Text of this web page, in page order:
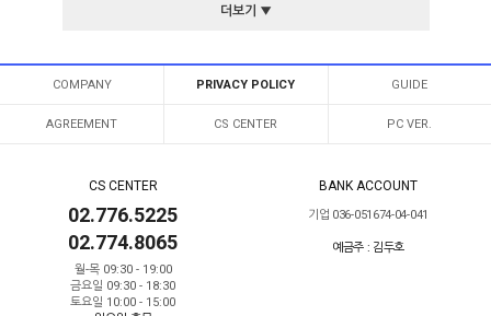
더보기 ▼
COMPANY PRIVACY POLICY GUIDE
AGREEMENT CS CENTER PC VER.
CS CENTER
02.776.5225
02.774.8065
월-목 09:30 - 19:00
금요일 09:30 - 18:30
토요일 10:00 - 15:00
BANK ACCOUNT
기업 036-051674-04-041
예금주 : 김두호